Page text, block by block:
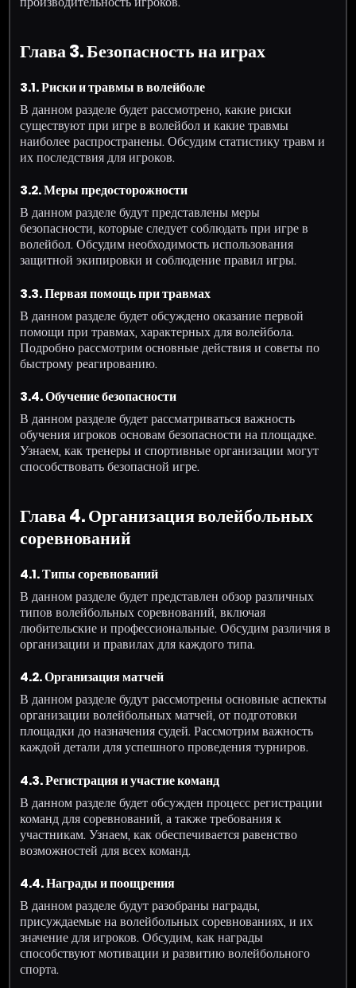
Глава 3. Безопасность на играх
3.1. Риски и травмы в волейболе
В данном разделе будет рассмотрено, какие риски
существуют при игре в волейбол и какие травмы
наиболее распространены. Обсудим статистику травм и
их последствия для игроков.
3.2. Меры предосторожности
В данном разделе будут представлены меры
безопасности, которые следует соблюдать при игре в
волейбол. Обсудим необходимость использования
защитной экипировки и соблюдение правил игры.
3.3. Первая помощь при травмах
В данном разделе будет обсуждено оказание первой
помощи при травмах, характерных для волейбола.
Подробно рассмотрим основные действия и советы по
быстрому реагированию.
3.4. Обучение безопасности
В данном разделе будет рассматриваться важность
обучения игроков основам безопасности на площадке.
Узнаем, как тренеры и спортивные организации могут
способствовать безопасной игре.
Глава 4. Организация волейбольных
соревнований
4.1. Типы соревнований
В данном разделе будет представлен обзор различных
типов волейбольных соревнований, включая
любительские и профессиональные. Обсудим различия в
организации и правилах для каждого типа.
4.2. Организация матчей
В данном разделе будут рассмотрены основные аспекты
организации волейбольных матчей, от подготовки
площадки до назначения судей. Рассмотрим важность
каждой детали для успешного проведения турниров.
4.3. Регистрация и участие команд
В данном разделе будет обсужден процесс регистрации
команд для соревнований, а также требования к
участникам. Узнаем, как обеспечивается равенство
возможностей для всех команд.
4.4. Награды и поощрения
В данном разделе будут разобраны награды,
присуждаемые на волейбольных соревнованиях, и их
значение для игроков. Обсудим, как награды
способствуют мотивации и развитию волейбольного
спорта.